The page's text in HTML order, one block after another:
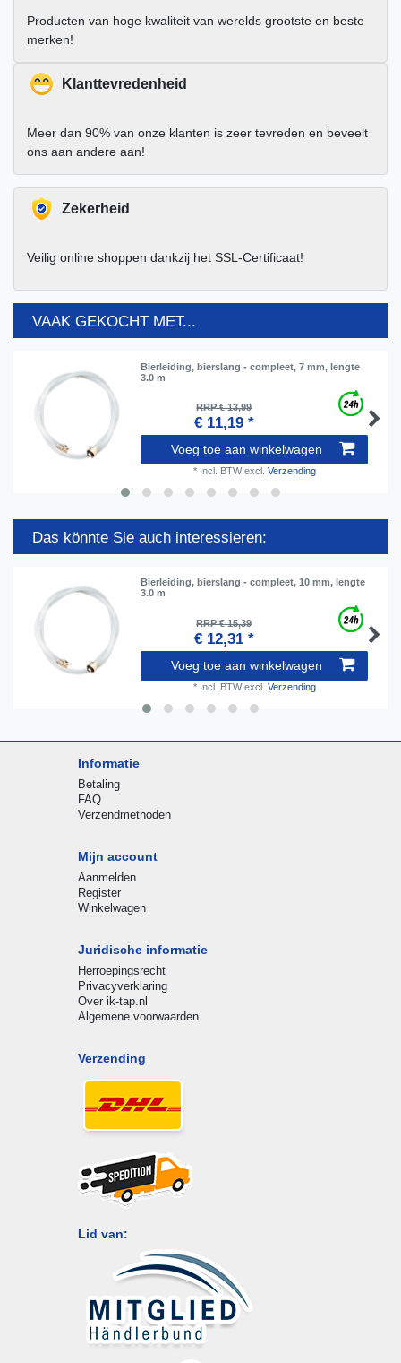
Producten van hoge kwaliteit van werelds grootste en beste
merken!
Klanttevredenheid
Meer dan 90% van onze klanten is zeer tevreden en beveelt
ons aan andere aan!
Zekerheid
Veilig online shoppen dankzij het SSL-Certificaat!
VAAK GEKOCHT MET...
Bierleiding, bierslang - compleet, 7 mm, lengte
3.0 m
RRP € 13,99
€ 11,19 *
Voeg toe aan winkelwagen
* Incl. BTWexcl. Verzending
Das könnte Sie auch interessieren:
Bierleiding, bierslang - compleet, 10 mm, lengte
3.0 m
RRP € 15,39
€ 12,31 *
Voeg toe aan winkelwagen
* Incl. BTWexcl. Verzending
Informatie
Betaling
FAQ
Verzendmethoden
Mijn account
Aanmelden
Register
Winkelwagen
Juridische informatie
Herroepingsrecht
Privacyverklaring
Over ik-tap.nl
Algemene voorwaarden
Verzending
Lid van: